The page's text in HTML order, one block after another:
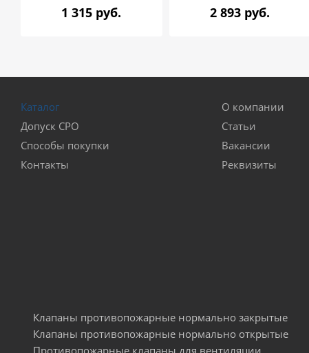
1 315 руб. 2 893 руб.
Каталог
Допуск СРО
Способы покупки
Контакты
О компании
Статьи
Вакансии
Реквизиты
Клапаны противопожарные нормально закрытые
Клапаны противопожарные нормально открытые
Противопожарные клапаны для вентиляции